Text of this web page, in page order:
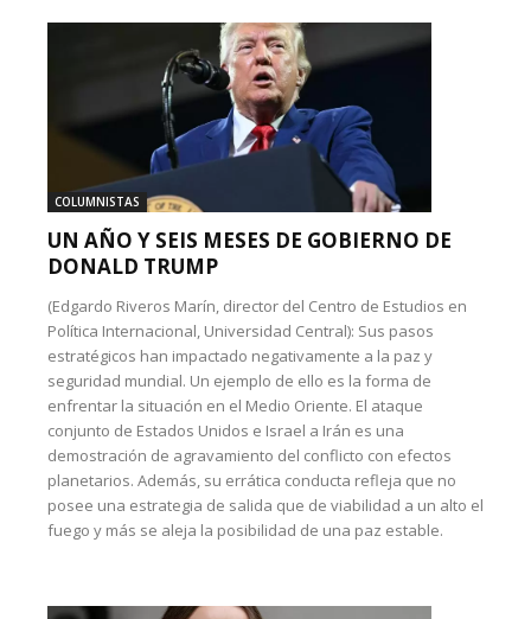
COLUMNISTAS
UN AÑO Y SEIS MESES DE GOBIERNO DE
DONALD TRUMP
(Edgardo Riveros Marín, director del Centro de Estudios en
Política Internacional, Universidad Central): Sus pasos
estratégicos han impactado negativamente a la paz y
seguridad mundial. Un ejemplo de ello es la forma de
enfrentar la situación en el Medio Oriente. El ataque
conjunto de Estados Unidos e Israel a Irán es una
demostración de agravamiento del conflicto con efectos
planetarios. Además, su errática conducta refleja que no
posee una estrategia de salida que de viabilidad a un alto el
fuego y más se aleja la posibilidad de una paz estable.